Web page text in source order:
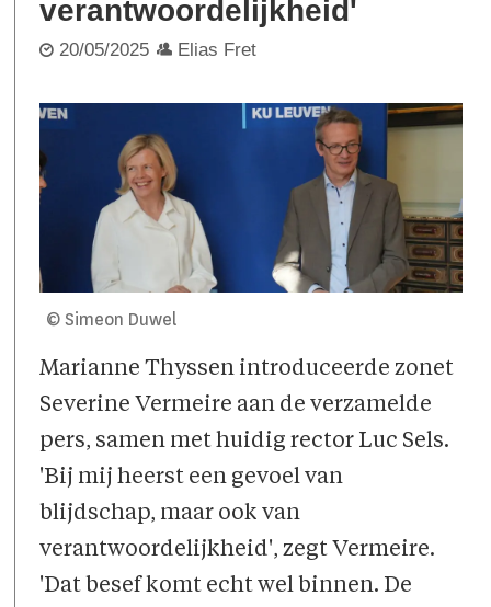
verantwoordelijkheid'
20/05/2025 Elias Fret
© Simeon Duwel
Marianne Thyssen introduceerde zonet
Severine Vermeire aan de verzamelde
pers, samen met huidig rector Luc Sels.
'Bij mij heerst een gevoel van
blijdschap, maar ook van
verantwoordelijkheid', zegt Vermeire.
'Dat besef komt echt wel binnen. De